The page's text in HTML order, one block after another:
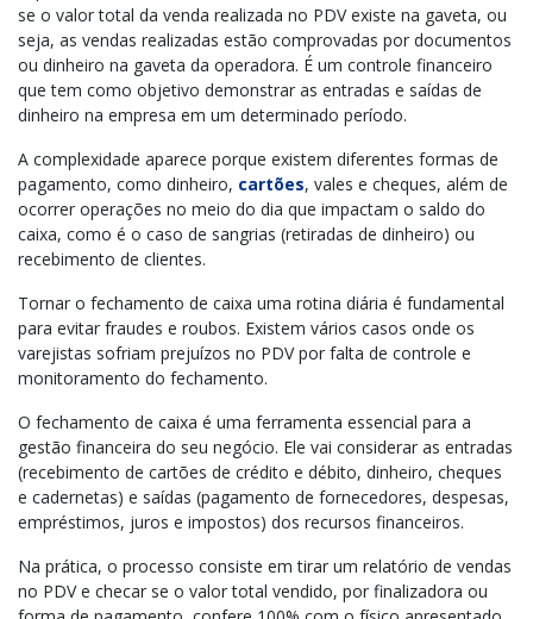
se o valor total da venda realizada no PDV existe na gaveta, ou
seja, as vendas realizadas estão comprovadas por documentos
ou dinheiro na gaveta da operadora. É um controle financeiro
que tem como objetivo demonstrar as entradas e saídas de
dinheiro na empresa em um determinado período.
A complexidade aparece porque existem diferentes formas de
pagamento, como dinheiro, cartões, vales e cheques, além de
ocorrer operações no meio do dia que impactam o saldo do
caixa, como é o caso de sangrias (retiradas de dinheiro) ou
recebimento de clientes.
Tornar o fechamento de caixa uma rotina diária é fundamental
para evitar fraudes e roubos. Existem vários casos onde os
varejistas sofriam prejuízos no PDV por falta de controle e
monitoramento do fechamento.
O fechamento de caixa é uma ferramenta essencial para a
gestão financeira do seu negócio. Ele vai considerar as entradas
(recebimento de cartões de crédito e débito, dinheiro, cheques
e cadernetas) e saídas (pagamento de fornecedores, despesas,
empréstimos, juros e impostos) dos recursos financeiros.
Na prática, o processo consiste em tirar um relatório de vendas
no PDV e checar se o valor total vendido, por finalizadora ou